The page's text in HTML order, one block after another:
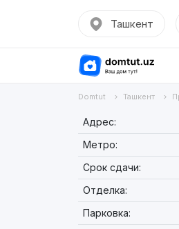
Ташкент
Domtut Ташкент
Адрес:
Метро:
Срок сдачи:
Отделка:
Парковка: